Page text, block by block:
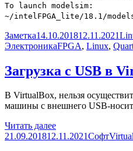
To launch modelsim:
~/intelFPGA_lite/18.1/
Формат
ЗаметкаОпубликовано
14.10.201812.11.2021
ЭлектроникаМетки
FPGA, Linux,
Загрузка c USB в
В VirtualBox, нельзя
машины с внешнего USB-
Читать далееЗагрузка
c
Опубликовано
21.09.201812.11.2021Рубрики
Софт